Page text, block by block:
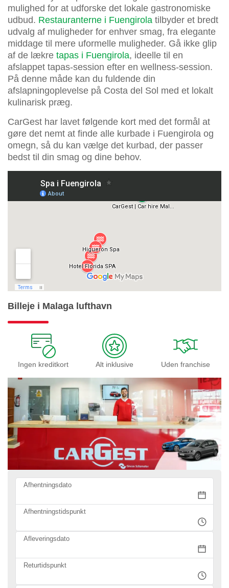
mulighed for at udforske det lokale gastronomiske
udbud. Restauranterne i Fuengirola tilbyder et bredt
udvalg af muligheder for enhver smag, fra elegante
middage til mere uformelle muligheder. Gå ikke glip
af de lækre tapas i Fuengirola, ideelle til en
afslappet tapas-session efter en wellness-session.
På denne måde kan du fuldende din
afslapningoplevelse på Costa del Sol med et lokalt
kulinarisk præg.
CarGest har lavet følgende kort med det formål at
gøre det nemt at finde alle kurbade i Fuengirola og
omegn, så du kan vælge det kurbad, der passer
bedst til din smag og dine behov.
Billeje i Malaga lufthavn
Ingen kreditkort Alt inklusive Uden franchise
Afhentningsdato
Afhentningstidspunkt
Afleveringsdato
Returtidspunkt